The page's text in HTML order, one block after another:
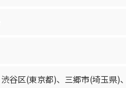
渋谷区(東京都)、 三郷市(埼玉県)、